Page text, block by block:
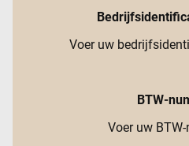
Voer uw
BTW-
Voer uw